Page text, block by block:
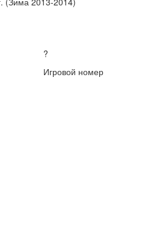
?
Игровой номер